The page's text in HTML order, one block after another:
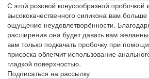
С этой розовой конусообразной пробочкой
высококачественного силикона вам больше
ощущение неудовлетворённости.
расширения она будет давать вам
вам только подкачать пробочку при
присоска облегчит использование
гладкой поверхностью.
Подписаться на рассылку